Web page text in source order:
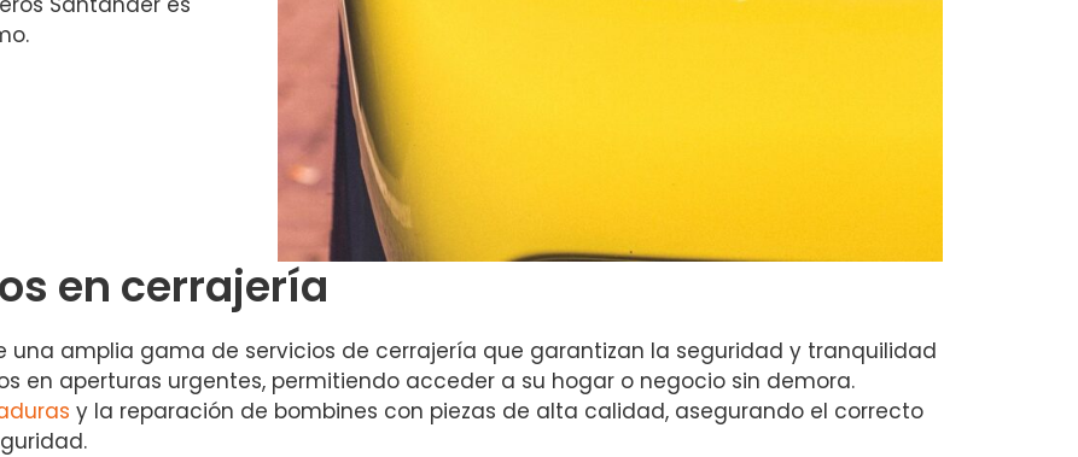
en cerrajería
una amplia gama de servicios de cerrajería que garantizan la seguridad y tranquilidad
en aperturas urgentes, permitiendo acceder a su hogar o negocio sin demora.
y la reparación de bombines con piezas de alta calidad, asegurando el correcto